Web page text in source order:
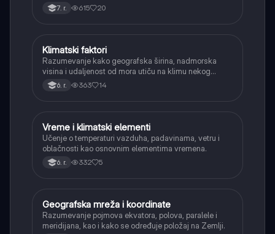
određuju.
7. r. 615 20
Geografija
Klimatski faktori
Razumevanje kako geografska širina, nadmorska
visina i udaljenost od mora utiču na klimu nekog
područja.
6. r. 363 14
Geografija
Vreme i klimatski elementi
Učenje o temperaturi vazduha, padavinama, vetru i
oblačnosti kao osnovnim elementima vremena.
6. r. 332 5
Geografija
Geografska mreža i koordinate
Razumevanje pojmova ekvatora, polova, paralele i
meridijana, kao i kako se određuje položaj na Zemlji.